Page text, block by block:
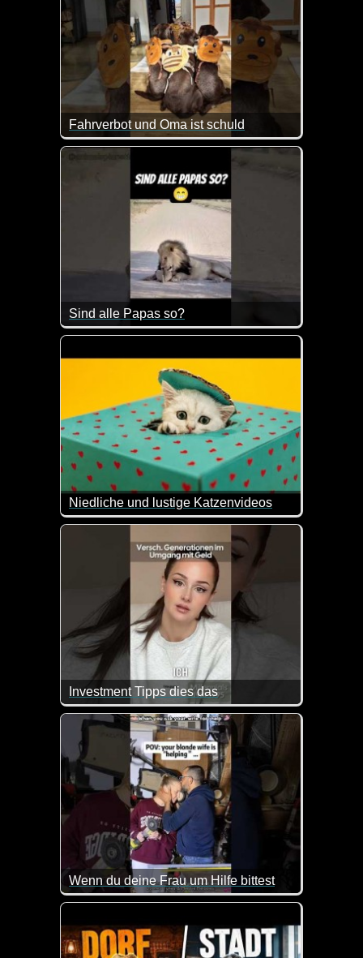
Fahrverbot und Oma ist schuld
Da fährt man nur mal etwas schneller zu Oma und
Sind alle Papas so?
Niedliche und lustige Katzenvideos
Ein weiterer Teil dieser lustigen Videos mit
Investment Tipps dies das
Verschiedene Generationen im Umgang mit Geld.
Wenn du deine Frau um Hilfe bittest